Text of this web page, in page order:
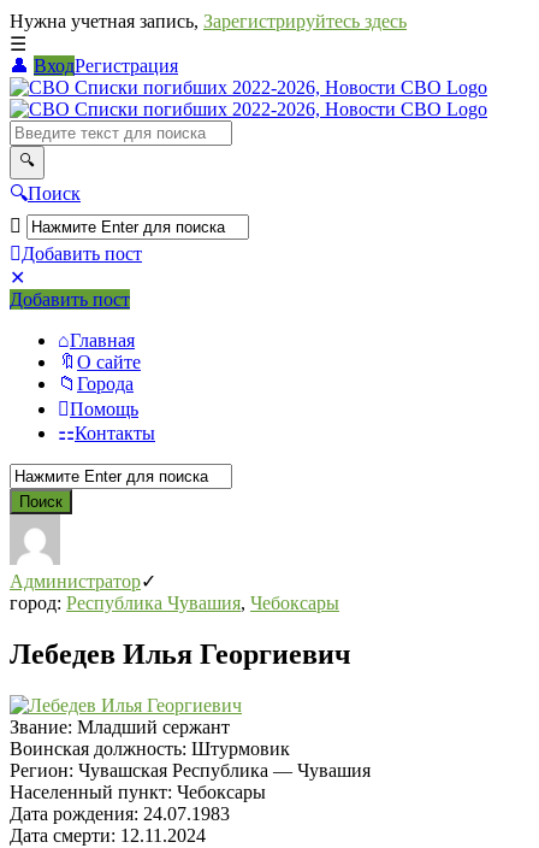
Нужна учетная запись, Зарегистрируйтесь здесь
ВходРегистрация
СВО
Списки
погибших
2022-
2026,
Новости
СВО
Поиск
Добавить пост
Мобильное
меню
Добавить пост
Главная
О сайте
Города
Помощь
Контакты
Администратор
город: Республика Чувашия, Чебоксары
Лебедев Илья Георгиевич
Звание: Младший сержант
Воинская должность: Штурмовик
Регион: Чувашская Республика — Чувашия
Населенный пункт: Чебоксары
Дата рождения: 24.07.1983
Дата смерти: 12.11.2024